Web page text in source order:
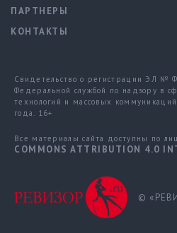
ПАРТНЕРЫ
КОНТАКТЫ
Свидетельство о регистрации ЭЛ №
Федеральной службой по надзору в
технологий и массовых
года. 16+
Все материалы сайта доступны по
COMMONS ATTRIBUTION 4.0
©